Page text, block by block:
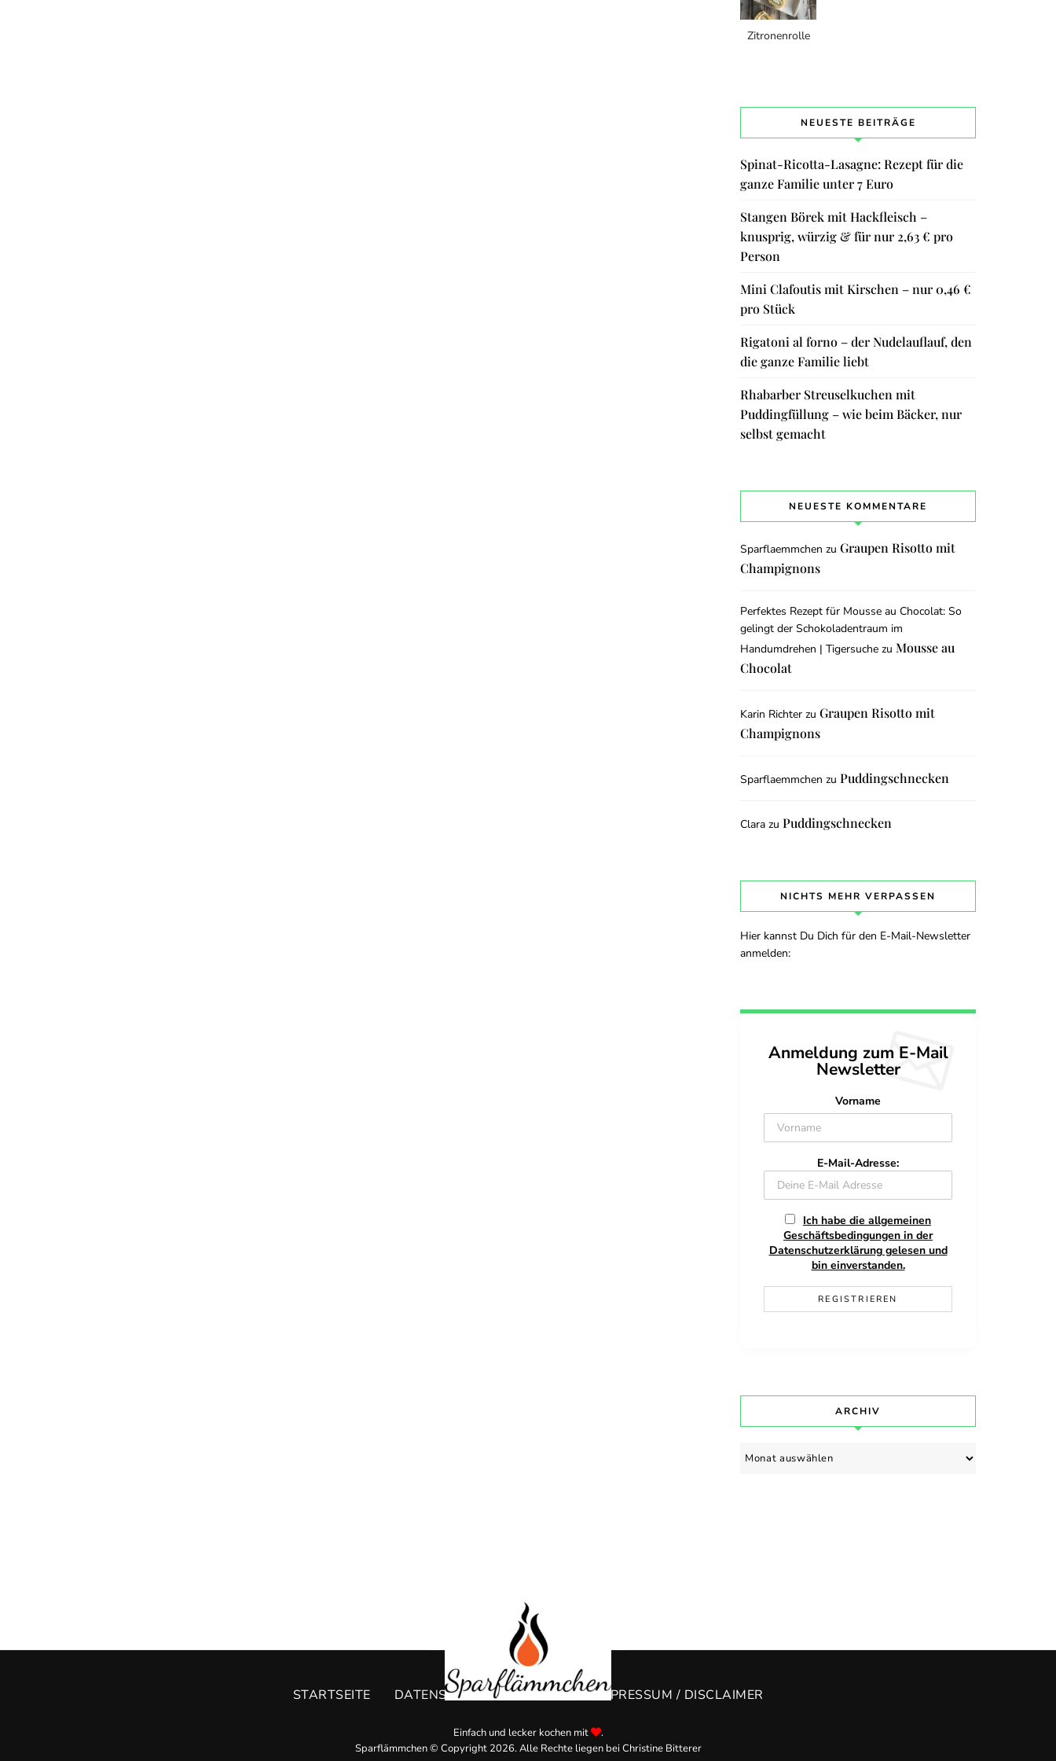
Zitronenrolle
NEUESTE BEITRÄGE
Spinat-Ricotta-Lasagne: Rezept für die
ganze Familie unter 7 Euro
Stangen Börek mit Hackfleisch –
knusprig, würzig & für nur 2,63 € pro
Person
Mini Clafoutis mit Kirschen – nur 0,46 €
pro Stück
Rigatoni al forno – der Nudelauflauf, den
die ganze Familie liebt
Rhabarber Streuselkuchen mit
Puddingfüllung – wie beim Bäcker, nur
selbst gemacht
NEUESTE KOMMENTARE
Sparflaemmchen zu Graupen Risotto mit
Champignons
Perfektes Rezept für Mousse au Chocolat: So
gelingt der Schokoladentraum im
Handumdrehen | Tigersuche zu Mousse au
Chocolat
Karin Richter zu Graupen Risotto mit
Champignons
Sparflaemmchen zu Puddingschnecken
Clara zu Puddingschnecken
NICHTS MEHR VERPASSEN
Hier kannst Du Dich für den E-Mail-Newsletter
anmelden:
Anmeldung zum E-Mail
Newsletter
Vorname
E-Mail-Adresse:
Ich habe die allgemeinen
Geschäftsbedingungen in der
Datenschutzerklärung gelesen und
bin einverstanden.
ARCHIV
Archiv
STARTSEITE DATENSCHUTZERKLÄRUNG IMPRESSUM / DISCLAIMER
Einfach und lecker kochen mit
.
Sparflämmchen © Copyright 2026. Alle Rechte liegen bei Christine Bitterer